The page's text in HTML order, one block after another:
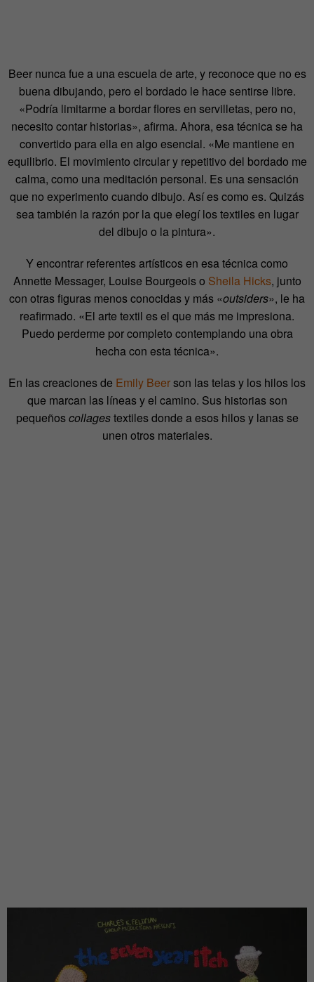
Beer nunca fue a una escuela de arte, y reconoce que no es
buena dibujando, pero el bordado le hace sentirse libre.
«Podría limitarme a bordar flores en servilletas, pero no,
necesito contar historias», afirma. Ahora, esa técnica se ha
convertido para ella en algo esencial. «Me mantiene en
equilibrio. El movimiento circular y repetitivo del bordado me
calma, como una meditación personal. Es una sensación
que no experimento cuando dibujo. Así es como es. Quizás
sea también la razón por la que elegí los textiles en lugar
del dibujo o la pintura».
Y encontrar referentes artísticos en esa técnica como
Annette Messager, Louise Bourgeois o Sheila Hicks, junto
con otras figuras menos conocidas y más «outsiders», le ha
reafirmado. «El arte textil es el que más me impresiona.
Puedo perderme por completo contemplando una obra
hecha con esta técnica».
En las creaciones de Emily Beerson las telas y los hilos los
que marcan las líneas y el camino. Sus historias son
pequeñoscollagestextiles donde a esos hilos y lanas se
unen otros materiales.